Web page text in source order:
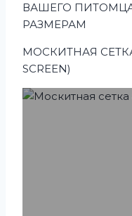
ВАШЕГО
РАЗМЕРАМ
МОСКИТНАЯ
SCREEN)